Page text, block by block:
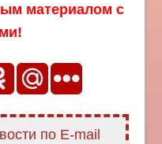
материалом с
по E-mail